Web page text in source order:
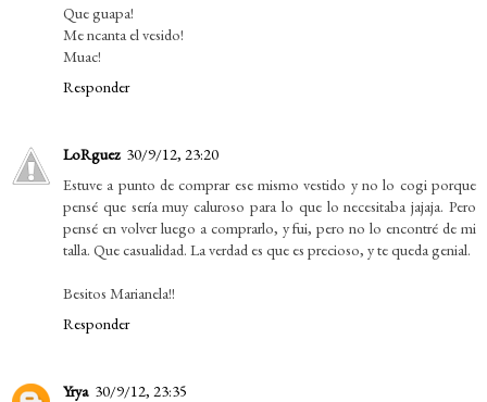
Que guapa!
Me ncanta el vesido!
Muac!
Responder
LoRguez 30/9/12, 23:20
Estuve a punto de comprar ese mismo vestido y no lo cogi porque
pensé que sería muy caluroso para lo que lo necesitaba jajaja. Pero
pensé en volver luego a comprarlo, y fui, pero no lo encontré de mi
talla. Que casualidad. La verdad es que es precioso, y te queda genial.
Besitos Marianela!!
Responder
Yrya 30/9/12, 23:35